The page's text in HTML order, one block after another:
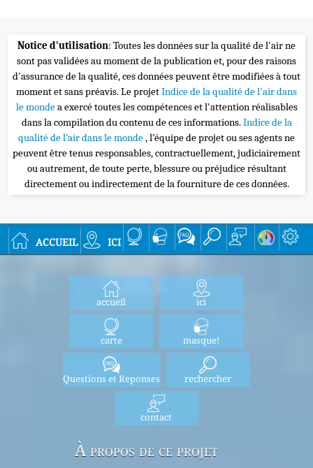
Notice d'utilisation: Toutes les données sur la qualité de l'air ne
sont pas validées au moment de la publication et, pour des raisons
d'assurance de la qualité, ces données peuvent être modifiées à tout
moment et sans préavis. Le projetIndice de la qualité de l'air dans
le mondea exercé toutes les compétences et l'attention réalisables
dans la compilation du contenu de ces informations.Indice de la
qualité de l’air dans le monde, l’équipe de projet ou ses agents ne
peuvent être tenus responsables, contractuellement, judiciairement
ou autrement, de toute perte, blessure ou préjudice résultant
directement ou indirectement de la fourniture de ces données.
accueil ici
accueil ici
carte masque!
Questions et Reponses rechercher
contact
À propos de ce projet